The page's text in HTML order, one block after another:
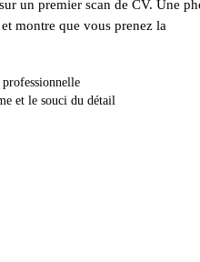
un premier scan de CV. Une
montre que vous prenez la
et le souci du détail